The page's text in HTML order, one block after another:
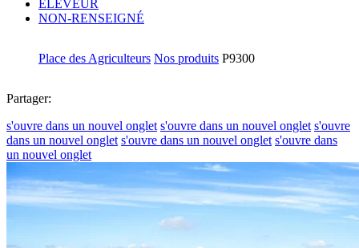
ÉLÉVEUR
NON-RENSEIGNÉ
Place des Agriculteurs Nos produits P9300
Partager:
s'ouvre dans un nouvel onglet s'ouvre dans un nouvel onglet s'ouvre
dans un nouvel onglet s'ouvre dans un nouvel onglet s'ouvre dans
un nouvel onglet